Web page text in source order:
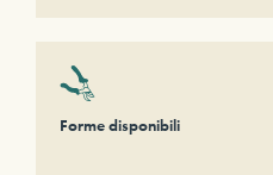
Forme disponibili